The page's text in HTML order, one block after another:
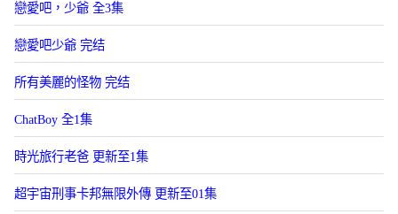
戀愛吧，少爺 全3集
戀愛吧少爺 完结
所有美麗的怪物 完结
ChatBoy 全1集
時光旅行老爸 更新至1集
超宇宙刑事卡邦無限外傳 更新至01集